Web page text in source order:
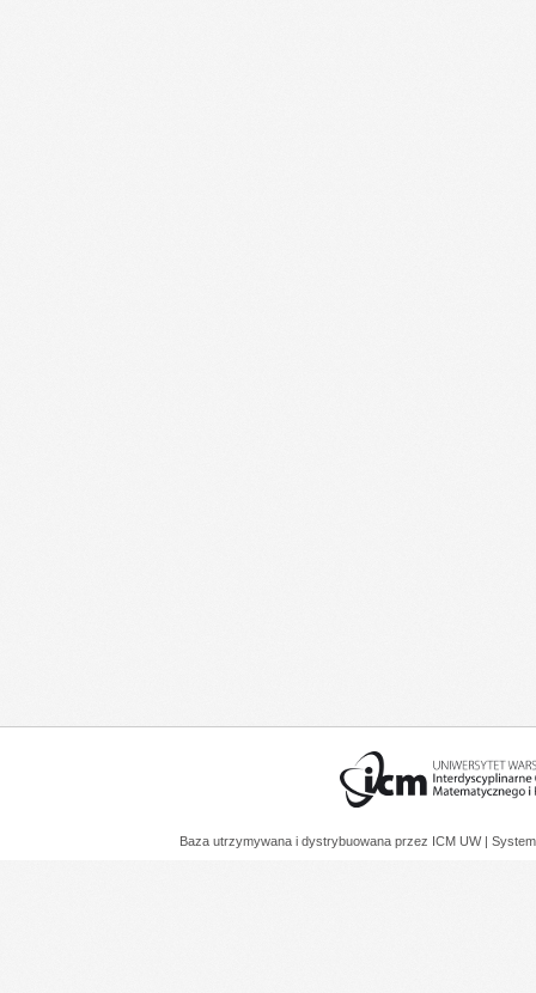
Baza utrzymywana i dystrybuowana przez ICM UW |